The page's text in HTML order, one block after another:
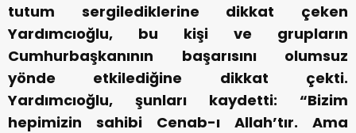
tutum sergilediklerine dikkat çeken
Yardımcıoğlu, bu kişi ve grupların
Cumhurbaşkanının başarısını olumsuz
yönde etkilediğine dikkat çekti.
Yardımcıoğlu, şunları kaydetti: “Bizim
hepimizin sahibi Cenab-ı Allah’tır. Ama